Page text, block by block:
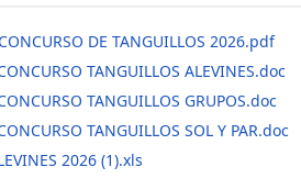
DE TANGUILLOS 2026.pdf
TANGUILLOS ALEVINES.doc
TANGUILLOS GRUPOS.doc
TANGUILLOS SOL Y PAR.doc
2026 (1).xls